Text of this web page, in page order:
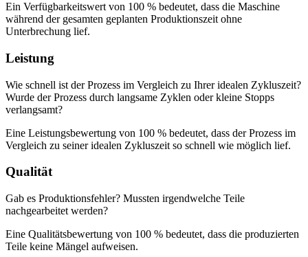
Auf Basis von Sensor- und Zustandsdaten handeln
Facility Management
Ein Verfügbarkeitswert von 100 % bedeutet, dass die Maschine
während der gesamten geplanten Produktionszeit ohne
Unterbrechung lief.
Leistung
Wie schnell ist der Prozess im Vergleich zu Ihrer idealen Zykluszeit?
Wurde der Prozess durch langsame Zyklen oder kleine Stopps
verlangsamt?
Eine Leistungsbewertung von 100 % bedeutet, dass der Prozess im
Vergleich zu seiner idealen Zykluszeit so schnell wie möglich lief.
Qualität
Gab es Produktionsfehler? Mussten irgendwelche Teile
nachgearbeitet werden?
Eine Qualitätsbewertung von 100 % bedeutet, dass die produzierten
Teile keine Mängel aufweisen.